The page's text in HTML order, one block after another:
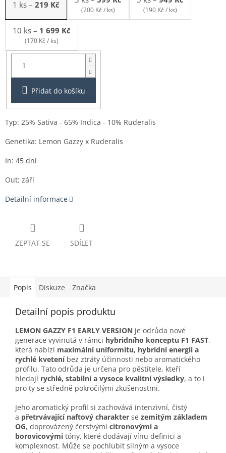
1 ks – 219 Kč
(200 Kč / ks) (190 Kč / ks)
10 ks – 1 699 Kč
(170 Kč / ks)
Balení:
Přidat do košíku
Typ: 25% Sativa - 65% Indica - 10% Ruderalis
Genetika: Lemon Gazzy x Ruderalis
In: 45 dní
Out: září
Detailní informace
ZEPTAT SE SDÍLET
Popis Diskuze Značka
Detailní popis produktu
LEMON GAZZY F1 EARLY VERSION je odrůda nové
generace vyvinutá v rámci hybridního konceptu F1 FAST,
která nabízí maximální uniformitu, hybridní energii a
rychlé kveteníbez ztráty účinnosti nebo aromatického
profilu. Tato odrůda je určena pro pěstitele, kteří
hledají rychlé, stabilní a vysoce kvalitní výsledky, a to i
pro ty se středně pokročilými zkušenostmi.
Jeho aromatický profil si zachovává intenzivní, čistý
a přetrvávající naftový charakter se zemitým základem
OG, doprovázený čerstvými citronovými a
borovicovými tóny, které dodávají vínu definici a
komplexnost. Může se pochlubit silným a vysoce